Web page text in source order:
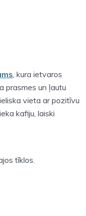
, kura ietvaros
prasmes un ļautu
vieta ar pozitīvu
kafiju, laiski
tīklos.